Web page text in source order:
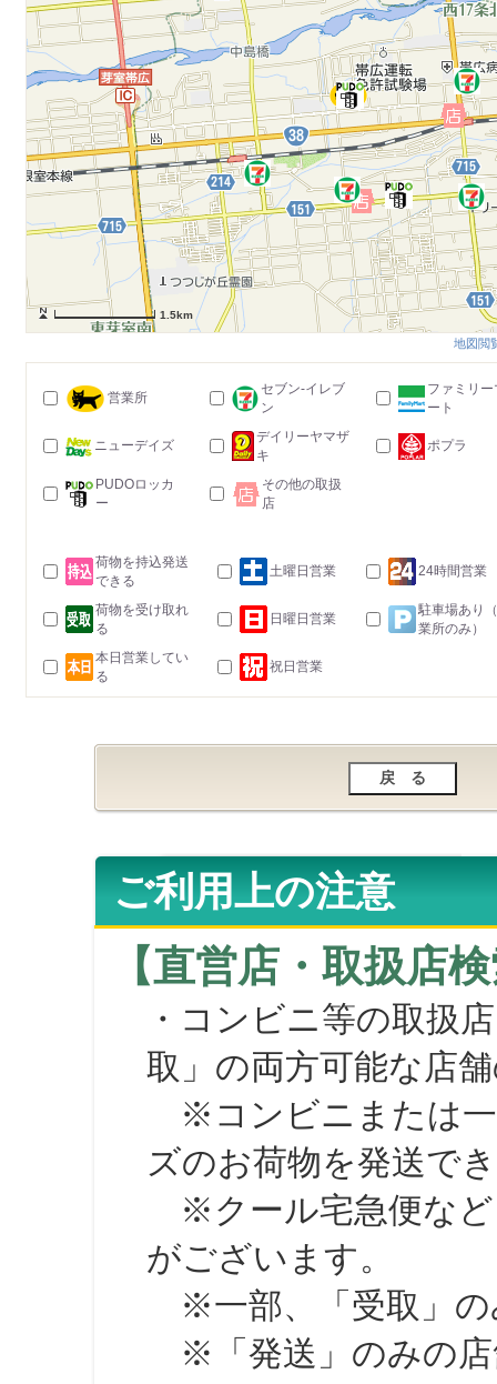
1.5km
地図閲
営業所
セブン-イレブ
ン
ファミリー
ート
ニューデイズ
デイリーヤマザ
キ
ポプラ
PUDOロッカ
ー
その他の取扱
店
荷物を持込発送
できる
土曜日営業 24時間営業
荷物を受け取れ
る
日曜日営業
駐車場あり
業所のみ）
本日営業してい
る
祝日営業
ご利用上の注意
【直営店・取扱店
・コンビニ等の取扱
取」の両方可能な店
※コンビニまたは一
ズのお荷物を発送で
※クール宅急便など
がございます。
※一部、「受取」の
※「発送」のみの店